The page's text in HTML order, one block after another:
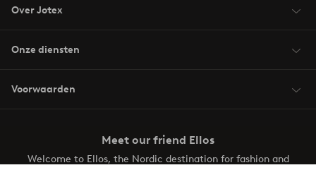
Over Jotex
Onze diensten
Voorwaarden
Meet our friend Ellos
Welcome to Ellos, the Nordic destination for fashion and